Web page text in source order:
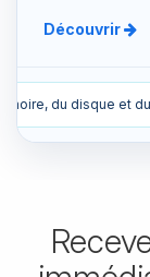
Découvrir
de mon VPS.